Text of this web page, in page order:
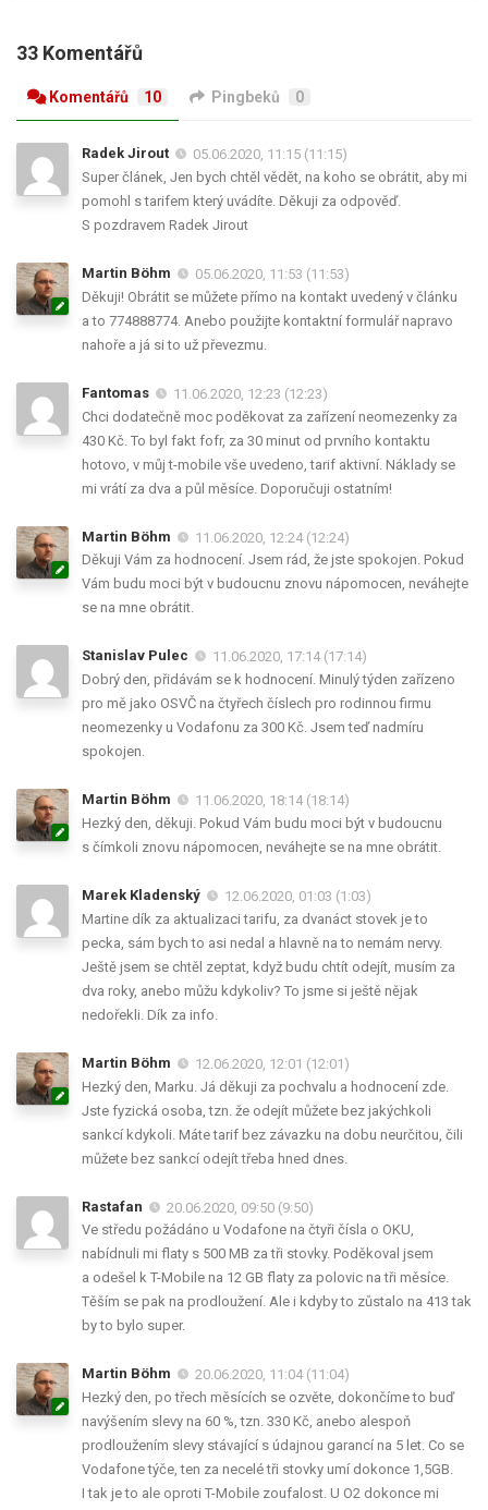
33 Komentářů
Komentářů 10 Pingbeků 0
Radek Jirout
05.06.2020, 11:15 (11:15)
Super článek, Jen bych chtěl vědět, na koho se obrátit, aby mi
pomohl s tarifem který uvádíte. Děkuji za odpověď.
S pozdravem Radek Jirout
Martin Böhm
05.06.2020, 11:53 (11:53)
Děkuji! Obrátit se můžete přímo na kontakt uvedený v článku
a to 774888774. Anebo použijte kontaktní formulář napravo
nahoře a já si to už převezmu.
Fantomas
11.06.2020, 12:23 (12:23)
Chci dodatečně moc poděkovat za zařízení neomezenky za
430 Kč. To byl fakt fofr, za 30 minut od prvního kontaktu
hotovo, v můj t-mobile vše uvedeno, tarif aktivní. Náklady se
mi vrátí za dva a půl měsíce. Doporučuji ostatním!
Martin Böhm
11.06.2020, 12:24 (12:24)
Děkuji Vám za hodnocení. Jsem rád, že jste spokojen. Pokud
Vám budu moci být v budoucnu znovu nápomocen, neváhejte
se na mne obrátit.
Stanislav Pulec
11.06.2020, 17:14 (17:14)
Dobrý den, přidávám se k hodnocení. Minulý týden zařízeno
pro mě jako OSVČ na čtyřech číslech pro rodinnou firmu
neomezenky u Vodafonu za 300 Kč. Jsem teď nadmíru
spokojen.
Martin Böhm
11.06.2020, 18:14 (18:14)
Hezký den, děkuji. Pokud Vám budu moci být v budoucnu
s čímkoli znovu nápomocen, neváhejte se na mne obrátit.
Marek Kladenský
12.06.2020, 01:03 (1:03)
Martine dík za aktualizaci tarifu, za dvanáct stovek je to
pecka, sám bych to asi nedal a hlavně na to nemám nervy.
Ještě jsem se chtěl zeptat, když budu chtít odejít, musím za
dva roky, anebo můžu kdykoliv? To jsme si ještě nějak
nedořekli. Dík za info.
Martin Böhm
12.06.2020, 12:01 (12:01)
Hezký den, Marku. Já děkuji za pochvalu a hodnocení zde.
Jste fyzická osoba, tzn. že odejít můžete bez jakýchkoli
sankcí kdykoli. Máte tarif bez závazku na dobu neurčitou, čili
můžete bez sankcí odejít třeba hned dnes.
Rastafan
20.06.2020, 09:50 (9:50)
Ve středu požádáno u Vodafone na čtyři čísla o OKU,
nabídnuli mi flaty s 500 MB za tři stovky. Poděkoval jsem
a odešel k T-Mobile na 12 GB flaty za polovic na tři měsíce.
Těším se pak na prodloužení. Ale i kdyby to zůstalo na 413 tak
by to bylo super.
Martin Böhm
20.06.2020, 11:04 (11:04)
Hezký den, po třech měsících se ozvěte, dokončíme to buď
navýšením slevy na 60 %, tzn. 330 Kč, anebo alespoň
prodloužením slevy stávající s údajnou garancí na 5 let. Co se
Vodafone týče, ten za necelé tři stovky umí dokonce 1,5GB.
I tak je to ale oproti T-Mobile zoufalost. U O2 dokonce mi